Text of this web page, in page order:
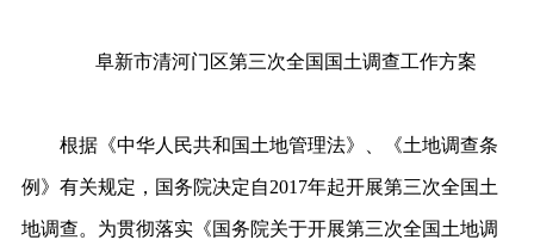
阜新市清河门区第三次全国 国土调查工作方案
根据《中华人民共和国土地管理法》、《土地调查条
例》有关规定，国务院决定自2017年起开展第三次全国土
地调查。为贯彻落实《国务院关于开展第三次全国土地调